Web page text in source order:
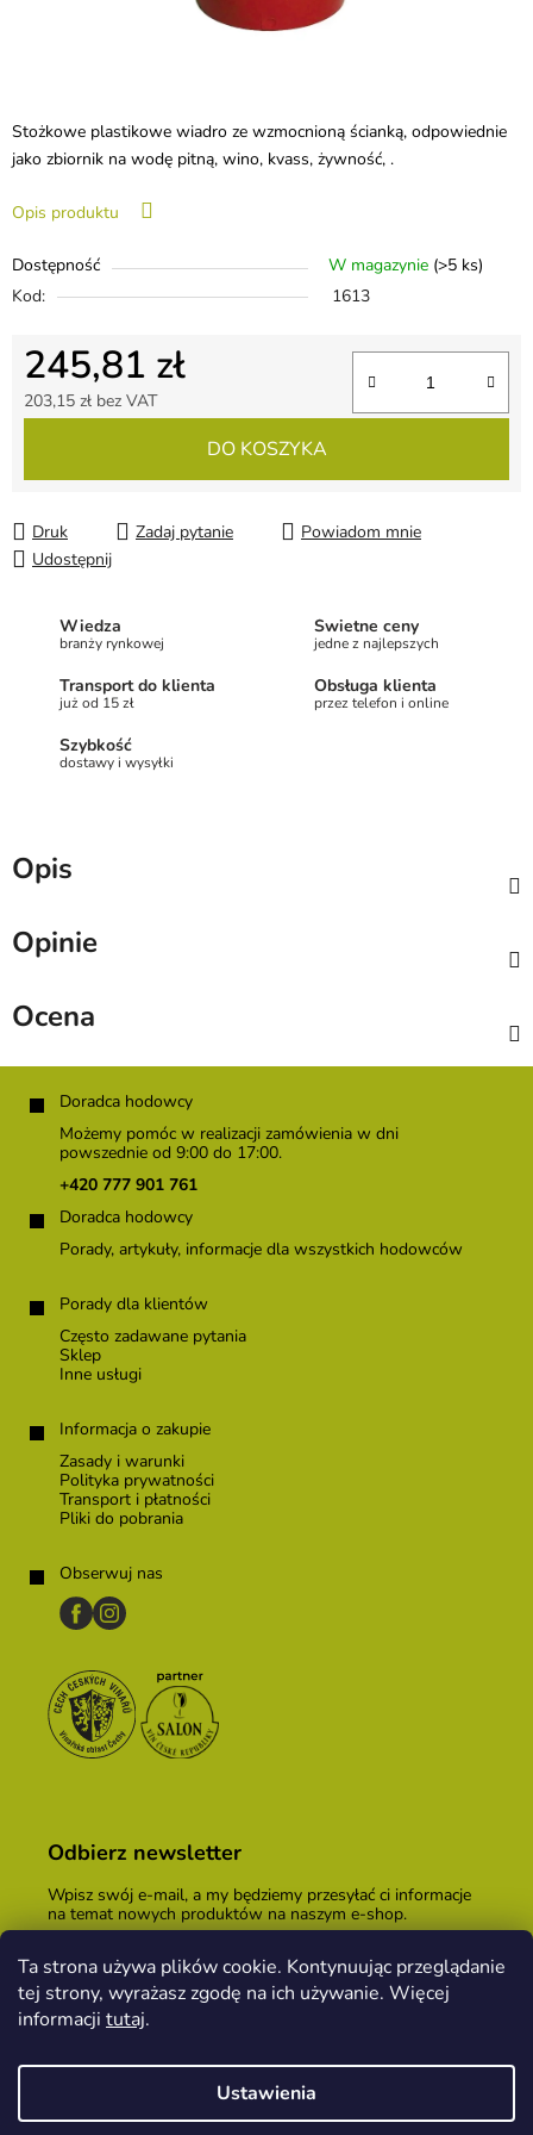
Ta strona używa plików cookie. Kontynuując przeglądanie
tej strony, wyrażasz zgodę na ich używanie. Więcej
informacji tutaj.
Ustawienia
Stożkowe plastikowe wiadro ze wzmocnioną ścianką, odpowiednie
jako zbiornik na wodę pitną, wino, kvass, żywność, .
Opis produktu
Dostępność W magazynie (>5 ks)
Kod:
1613
245,81 zł
203,15 zł bez VAT
DO KOSZYKA
Druk Zadaj pytanie
Powiadom mnie
Udostępnij
Wiedza
branży rynkowej
Świetne ceny
jedne z najlepszych
Transport do klienta
już od 15 zł
Obsługa klienta
przez telefon i online
Szybkość
dostawy i wysyłki
Opis
Opinie
Ocena
Doradca hodowcy
Możemy pomóc w realizacji zamówienia w dni
powszednie od 9:00 do 17:00.
+420 777 901 761
Doradca hodowcy
Porady, artykuły, informacje dla wszystkich hodowców
Porady dla klientów
Często zadawane pytania
Sklep
Inne usługi
Informacja o zakupie
Zasady i warunki
Polityka prywatności
Transport i płatności
Pliki do pobrania
Obserwuj nas
Odbierz newsletter
Wpisz swój e-mail, a my będziemy przesyłać ci informacje
na temat nowych produktów na naszym e-shop.
Podając adres e-mail, zgadzasz się zwarunkami
handlowymi
ZALOGUJ SIĘ